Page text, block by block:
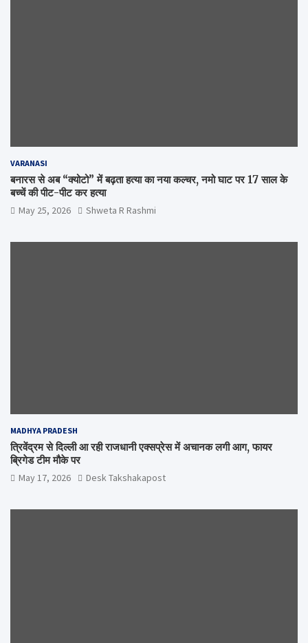
VARANASI
बनारस से अब “क्योटो” में बढ़ता हत्या का नया कल्चर, नमो घाट पर 17 साल के
बच्चें की पीट-पीट कर हत्या
May 25, 2026 Shweta R Rashmi
MADHYA PRADESH
त्रिवेंद्रम से दिल्ली आ रही राजधानी एक्सप्रेस में अचानक लगी आग, फायर
ब्रिगेड टीम मौके पर
May 17, 2026 Desk Takshakapost